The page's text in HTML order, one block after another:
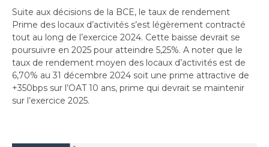
Suite aux décisions de la BCE, le taux de rendement
Prime des locaux d’activités s’est légèrement contracté
tout au long de l’exercice 2024. Cette baisse devrait se
poursuivre en 2025 pour atteindre 5,25%. A noter que le
taux de rendement moyen des locaux d’activités est de
6,70% au 31 décembre 2024 soit une prime attractive de
+350bps sur l’OAT 10 ans, prime qui devrait se maintenir
sur l’exercice 2025.